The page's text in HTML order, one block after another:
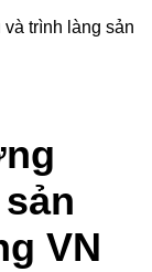
trình làng sản
VN